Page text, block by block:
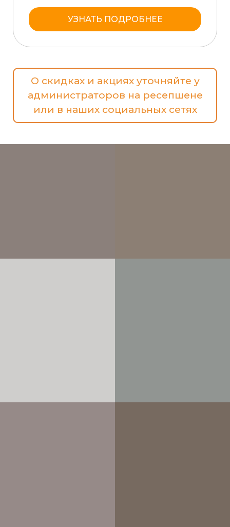
УЗНАТЬ ПОДРОБНЕЕ
О скидках и акциях уточняйте у
администраторов на ресепшене
или в наших социальных сетях